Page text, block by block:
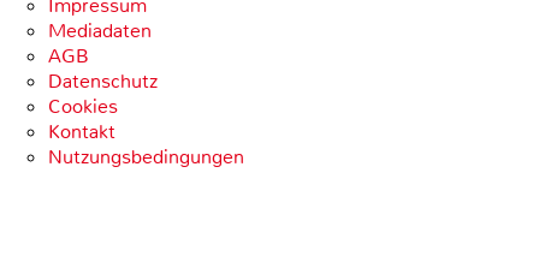
Impressum
Mediadaten
AGB
Datenschutz
Cookies
Kontakt
Nutzungsbedingungen